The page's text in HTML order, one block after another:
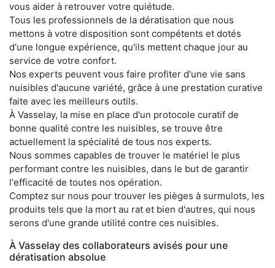
vous aider à retrouver votre quiétude.
Tous les professionnels de la dératisation que nous
mettons à votre disposition sont compétents et dotés
d'une longue expérience, qu'ils mettent chaque jour au
service de votre confort.
Nos experts peuvent vous faire profiter d'une vie sans
nuisibles d'aucune variété, grâce à une prestation curative
faite avec les meilleurs outils.
À Vasselay, la mise en place d'un protocole curatif de
bonne qualité contre les nuisibles, se trouve être
actuellement la spécialité de tous nos experts.
Nous sommes capables de trouver le matériel le plus
performant contre les nuisibles, dans le but de garantir
l'efficacité de toutes nos opération.
Comptez sur nous pour trouver les pièges à surmulots, les
produits tels que la mort au rat et bien d'autres, qui nous
serons d'une grande utilité contre ces nuisibles.
À Vasselay des collaborateurs avisés pour une
dératisation absolue